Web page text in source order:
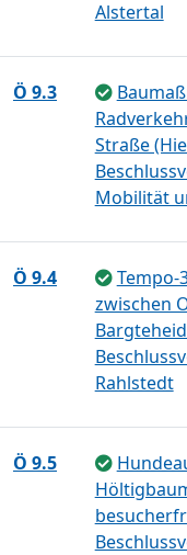
Alstertal
Ö 9.3
Straße
Mobilität
Ö 9.4
Tempo-
zwischen
Rahlstedt
Ö 9.5